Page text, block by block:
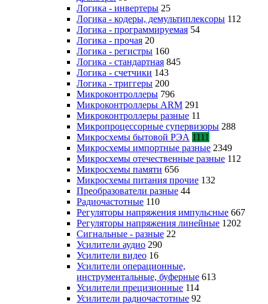
Логика - инвертеры 25
Логика - кодеры, демультиплексоры 112
Логика - программируемая 54
Логика - прочая 20
Логика - регистры 160
Логика - стандартная 845
Логика - счетчики 143
Логика - триггеры 200
Микроконтроллеры 796
Микроконтроллеры ARM 291
Микроконтроллеры разные 11
Микропроцессорные супервизоры 288
Микросхемы бытовой РЭА 1111
Микросхемы импортные разные 2349
Микросхемы отечественные разные 112
Микросхемы памяти 656
Микросхемы питания прочие 132
Преобразователи разные 44
Радиочастотные 110
Регуляторы напряжения импульсные 667
Регуляторы напряжения линейные 1202
Сигнальные - разные 22
Усилители аудио 290
Усилители видео 16
Усилители операционные,
инструментальные, буферные 613
Усилители прецизионные 114
Усилители радиочастотные 92